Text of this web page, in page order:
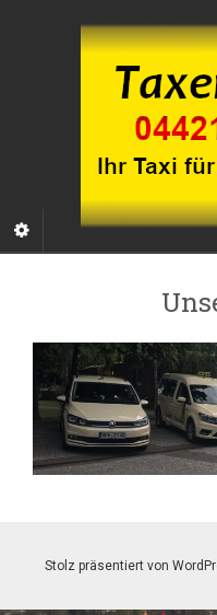
Stolz präsentiert von